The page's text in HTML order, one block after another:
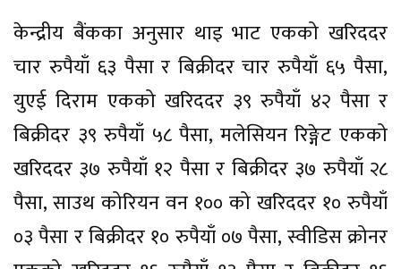
केन्द्रीय बैंकका अनुसार थाइ भाट एकको खरिददर
चार रुपैयाँ ६३ पैसा र बिक्रीदर चार रुपैयाँ ६५ पैसा,
युएई दिराम एकको खरिददर ३९ रुपैयाँ ४२ पैसा र
बिक्रीदर ३९ रुपैयाँ ५८ पैसा, मलेसियन रिङ्गेट एकको
खरिददर ३७ रुपैयाँ १२ पैसा र बिक्रीदर ३७ रुपैयाँ २८
पैसा, साउथ कोरियन वन १०० को खरिददर १० रुपैयाँ
०३ पैसा र बिक्रीदर १० रुपैयाँ ०७ पैसा, स्वीडिस क्रोनर